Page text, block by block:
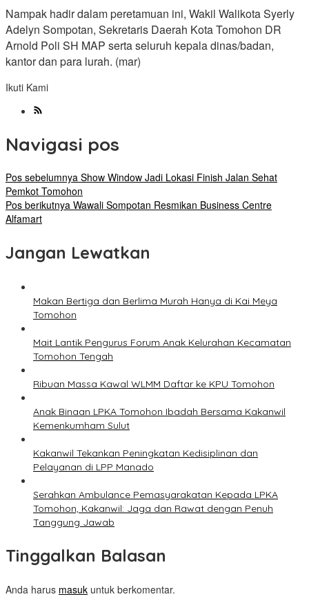
Nampak hadir dalam peretamuan ini, Wakil Walikota Syerly
Adelyn Sompotan, Sekretaris Daerah Kota Tomohon DR
Arnold Poli SH MAP serta seluruh kepala dinas/badan,
kantor dan para lurah. (mar)
Ikuti Kami
Navigasi pos
Pos sebelumnya Show Window Jadi Lokasi Finish Jalan Sehat
Pemkot Tomohon
Pos berikutnya Wawali Sompotan Resmikan Business Centre
Alfamart
Jangan Lewatkan
Makan Bertiga dan Berlima Murah Hanya di Kai Meya
Tomohon
Mait Lantik Pengurus Forum Anak Kelurahan Kecamatan
Tomohon Tengah
Ribuan Massa Kawal WLMM Daftar ke KPU Tomohon
Anak Binaan LPKA Tomohon Ibadah Bersama Kakanwil
Kemenkumham Sulut
Kakanwil Tekankan Peningkatan Kedisiplinan dan
Pelayanan di LPP Manado
Serahkan Ambulance Pemasyarakatan Kepada LPKA
Tomohon, Kakanwil: Jaga dan Rawat dengan Penuh
Tanggung Jawab
Tinggalkan Balasan
Anda harus masuk untuk berkomentar.